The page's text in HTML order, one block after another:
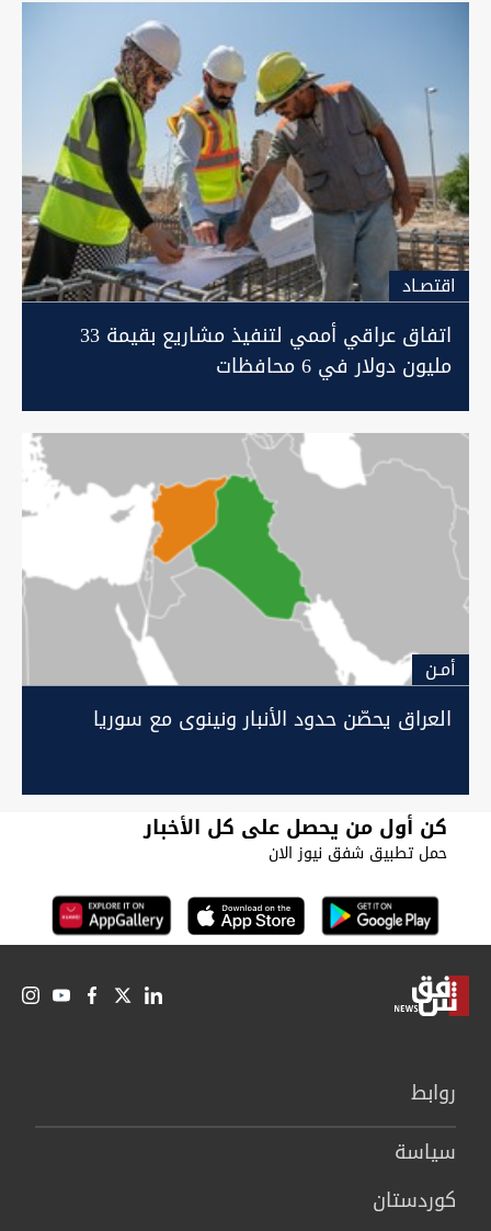
اقتصـاد
اتفاق عراقي أممي لتنفيذ مشاريع بقيمة 33
مليون دولار في 6 محافظات
أمـن
العراق يحصّن حدود الأنبار ونينوى مع سوريا
كن أول من يحصل على كل الأخبار
حمل تطبيق شفق نيوز الان
روابط
سیاسة
كوردستان